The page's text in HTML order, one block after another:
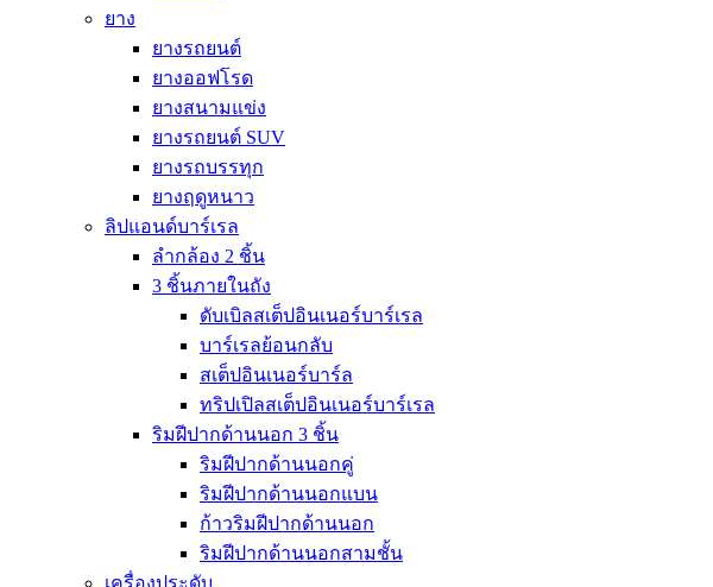
ยาง
ยางรถยนต์
ยางออฟโรด
ยางสนามแข่ง
ยางรถยนต์ SUV
ยางรถบรรทุก
ยางฤดูหนาว
ลิปแอนด์บาร์เรล
ลำกล้อง 2 ชิ้น
3 ชิ้นภายในถัง
ดับเบิลสเต็ปอินเนอร์บาร์เรล
บาร์เรลย้อนกลับ
สเต็ปอินเนอร์บาร์ล
ทริปเปิลสเต็ปอินเนอร์บาร์เรล
ริมฝีปากด้านนอก 3 ชิ้น
ริมฝีปากด้านนอกคู่
ริมฝีปากด้านนอกแบน
ก้าวริมฝีปากด้านนอก
ริมฝีปากด้านนอกสามชั้น
เครื่องประดับ